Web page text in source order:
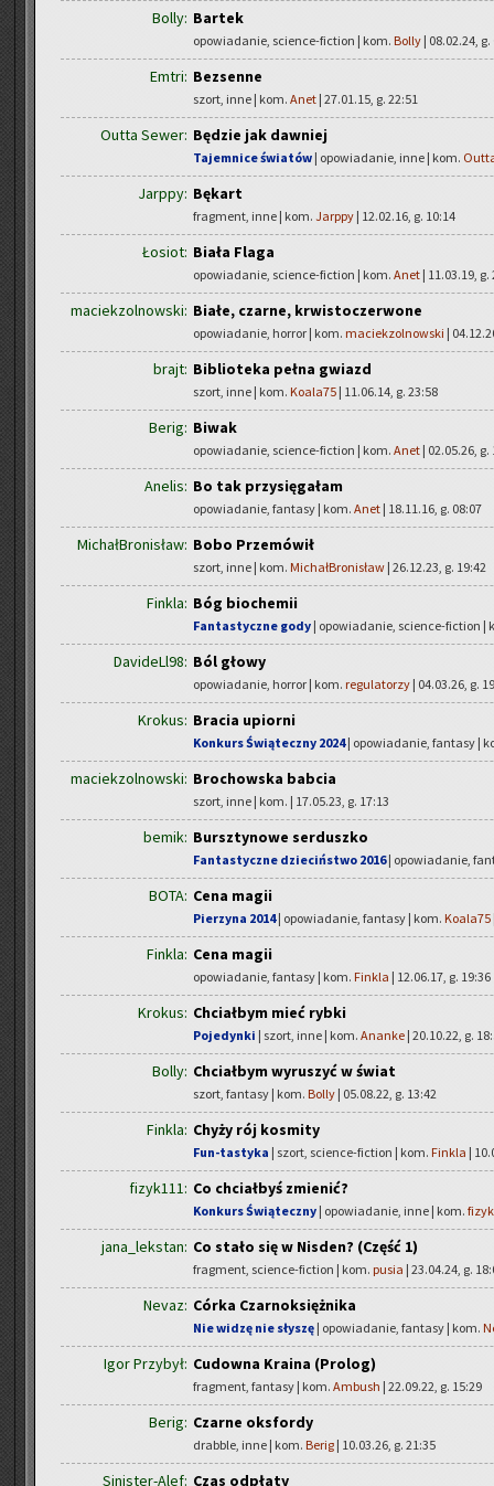
Bolly: Bartek
opowiadanie, science-fiction | kom. Bolly | 08.02.24, g.
Emtri: Bezsenne
szort, inne | kom. Anet | 27.01.15, g. 22:51
Outta Sewer: Będzie jak dawniej
Tajemnice światów | opowiadanie, inne | kom.
Jarppy: Bękart
fragment, inne | kom. Jarppy | 12.02.16, g. 10:14
Łosiot: Biała Flaga
opowiadanie, science-fiction | kom. Anet | 11.03.19, g.
maciekzolnowski: Białe, czarne, krwistoczerwone
opowiadanie, horror | kom. maciekzolnowski |
brajt: Biblioteka pełna gwiazd
szort, inne | kom. Koala75 | 11.06.14, g. 23:58
Berig: Biwak
opowiadanie, science-fiction | kom. Anet | 02.05.26, g.
Anelis: Bo tak przysięgałam
opowiadanie, fantasy | kom. Anet | 18.11.16, g. 08:07
MichałBronisław: Bobo Przemówił
szort, inne | kom. MichałBronisław | 26.12.23, g. 19:42
Finkla: Bóg biochemii
Fantastyczne gody | opowiadanie, science-fiction |
DavideLl98: Ból głowy
opowiadanie, horror | kom. regulatorzy | 04.03.26, g.
Krokus: Bracia upiorni
Konkurs Świąteczny 2024| opowiadanie, fantasy |
maciekzolnowski: Brochowska babcia
szort, inne | kom. | 17.05.23, g. 17:13
bemik: Bursztynowe serduszko
Fantastyczne dzieciństwo 2016| opowiadanie,
BOTA: Cena magii
Pierzyna 2014| opowiadanie, fantasy | kom. Koala75
Finkla: Cena magii
opowiadanie, fantasy | kom. Finkla | 12.06.17, g. 19:36
Krokus: Chciałbym mieć rybki
Pojedynki | szort, inne | kom. Ananke | 20.10.22, g.
Bolly: Chciałbym wyruszyć w świat
szort, fantasy | kom. Bolly | 05.08.22, g. 13:42
Finkla: Chyży rój kosmity
Fun-tastyka | szort, science-fiction | kom. Finkla |
fizyk111: Co chciałbyś zmienić?
Konkurs Świąteczny | opowiadanie, inne | kom.
jana_lekstan: Co stało się w Nisden? (Część 1)
fragment, science-fiction | kom. pusia | 23.04.24, g.
Nevaz: Córka Czarnoksiężnika
Nie widzę nie słyszę | opowiadanie, fantasy | kom.
Igor Przybył: Cudowna Kraina (Prolog)
fragment, fantasy | kom. Ambush | 22.09.22, g. 15:29
Berig: Czarne oksfordy
drabble, inne | kom. Berig | 10.03.26, g. 21:35
Sinister-Alef: Czas odpłaty